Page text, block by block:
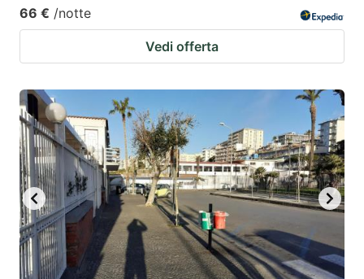
66 € /notte
Vedi offerta